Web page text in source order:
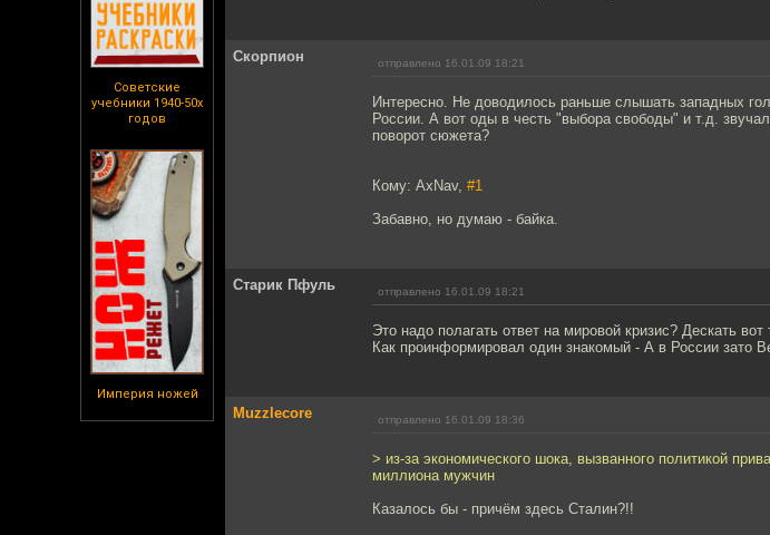
Советские
учебники 1940-50х
годов
Империя ножей
Скорпион отправлено 16.01.09 18:21
Интересно. Не доводилось раньше слышать западных
России. А вот оды в честь "выбора свободы" и т.д.
поворот сюжета?
Кому: AxNav, #1
Забавно, но думаю - байка.
Старик Пфуль отправлено 16.01.09 18:21
Это надо полагать ответ на мировой кризис? Дескать
Как проинформировал один знакомый - А в России зато
Muzzlecore отправлено 16.01.09 18:36
> из-за экономического шока, вызванного политикой
миллиона мужчин
Казалось бы - причём здесь Сталин?!!